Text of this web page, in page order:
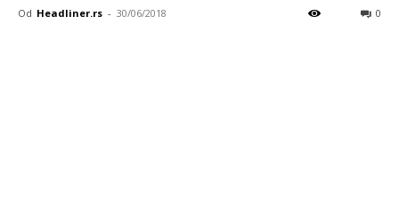
Od Headliner.rs - 30/06/2018 0